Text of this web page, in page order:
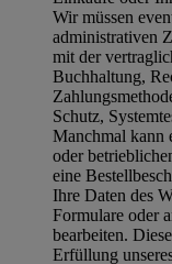
Wir müssen
administrativen
mit der
Buchhaltung,
Schutz,
Manchmal kann
oder
eine
Ihre Daten des
Formulare oder
bearbeiten.
Erfüllung